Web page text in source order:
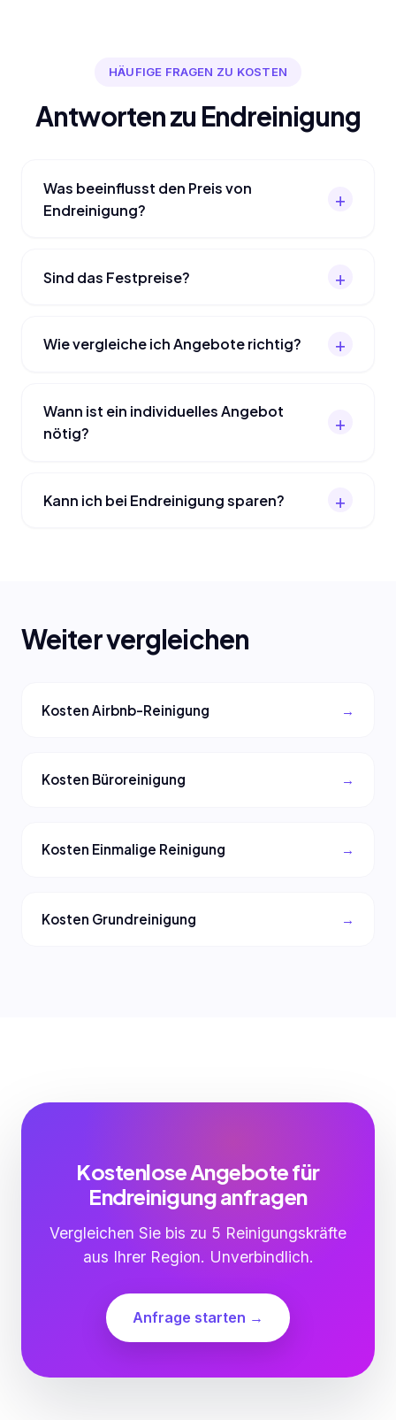
HÄUFIGE FRAGEN ZU KOSTEN
Antworten zu Endreinigung
Was beeinflusst den Preis von
Endreinigung?
Sind das Festpreise?
Wie vergleiche ich Angebote richtig?
Wann ist ein individuelles Angebot
nötig?
Kann ich bei Endreinigung sparen?
Weiter vergleichen
Kosten Airbnb-Reinigung
Kosten Büroreinigung
Kosten Einmalige Reinigung
Kosten Grundreinigung
Kostenlose Angebote für
Endreinigung anfragen
Vergleichen Sie bis zu 5 Reinigungskräfte
aus Ihrer Region. Unverbindlich.
Anfrage starten →